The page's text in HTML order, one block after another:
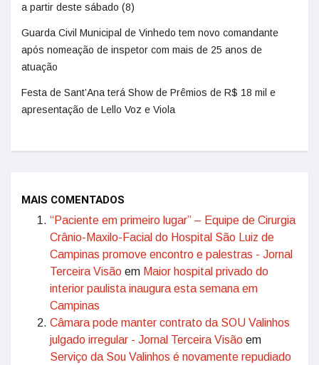
a partir deste sábado (8)
Guarda Civil Municipal de Vinhedo tem novo comandante
após nomeação de inspetor com mais de 25 anos de
atuação
Festa de Sant’Ana terá Show de Prêmios de R$ 18 mil e
apresentação de Lello Voz e Viola
MAIS COMENTADOS
“Paciente em primeiro lugar” – Equipe de Cirurgia
Crânio-Maxilo-Facial do Hospital São Luiz de
Campinas promove encontro e palestras - Jornal
Terceira Visão em Maior hospital privado do
interior paulista inaugura esta semana em
Campinas
Câmara pode manter contrato da SOU Valinhos
julgado irregular - Jornal Terceira Visão em
Serviço da Sou Valinhos é novamente repudiado